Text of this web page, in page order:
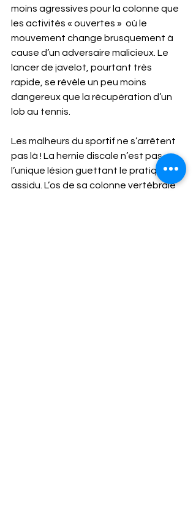
moins agressives pour la colonne que
les activités « ouvertes »  où le
mouvement change brusquement à
cause d’un adversaire malicieux. Le
lancer de javelot, pourtant très
rapide, se révèle un peu moins
dangereux que la récupération d’un
lob au tennis.
Les malheurs du sportif ne s’arrêtent
pas là ! La hernie discale n’est pas
l’unique lésion guettant le pratiquant
assidu. L’os de sa colonne vertébrale